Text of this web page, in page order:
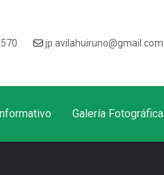
jp.avilahuiruno@gmail.com
Galería Fotográfica